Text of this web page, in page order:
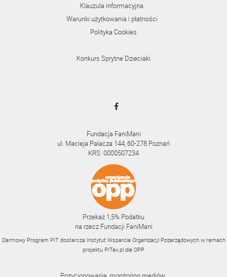
Klauzula informacyjna
Warunki użytkowania i płatności
Polityka Cookies
Konkurs Sprytne Dzieciaki
Fundacja FaniMani
ul. Macieja Palacza 144, 60-278 Poznań
KRS: 0000507234
Przekaż 1,5% Podatku
na rzecz Fundacji FaniMani
Darmowy Program PIT dostarcza Instytut Wsparcia Organizacji Pozarządowych w ramach
projektu PITax.pl dla OPP